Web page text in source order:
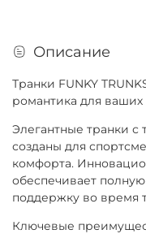
Описание
Транки FUNKY
романтика для ваших
Элегантные транки
созданы для
комфорта.
обеспечивает
поддержку во время
Ключевые